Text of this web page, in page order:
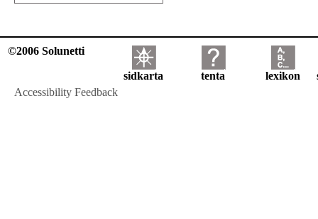
©2006 Solunetti
sidkarta tenta lexikon
Accessibility Feedback